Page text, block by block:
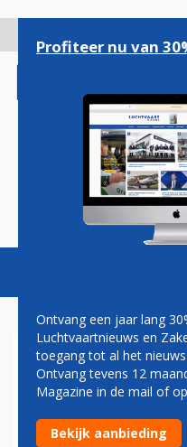
gaan
Magazine
AIR FRANCE-
PLAYING
Profiteer nu van
Ontvang een jaar lang
Luchtvaartnieuws en
toegang tot al het
Ontvang tevens 12
Magazine in de mail of
Bekijk aanbieding